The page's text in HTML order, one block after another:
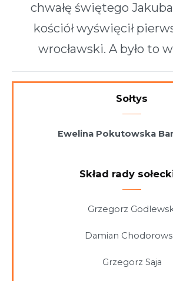
chwałę świętego
kościół wyświęcił
wrocławski. A było to
Sołtys
Ewelina Pokutowska
Skład rady
Grzegorz
Damian
Grzegorz Saja